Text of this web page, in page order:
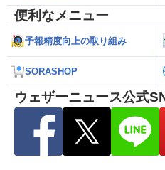
便利なメニュー
予報精度向上の取り組み
SORASHOP
ウェザーニュース公式